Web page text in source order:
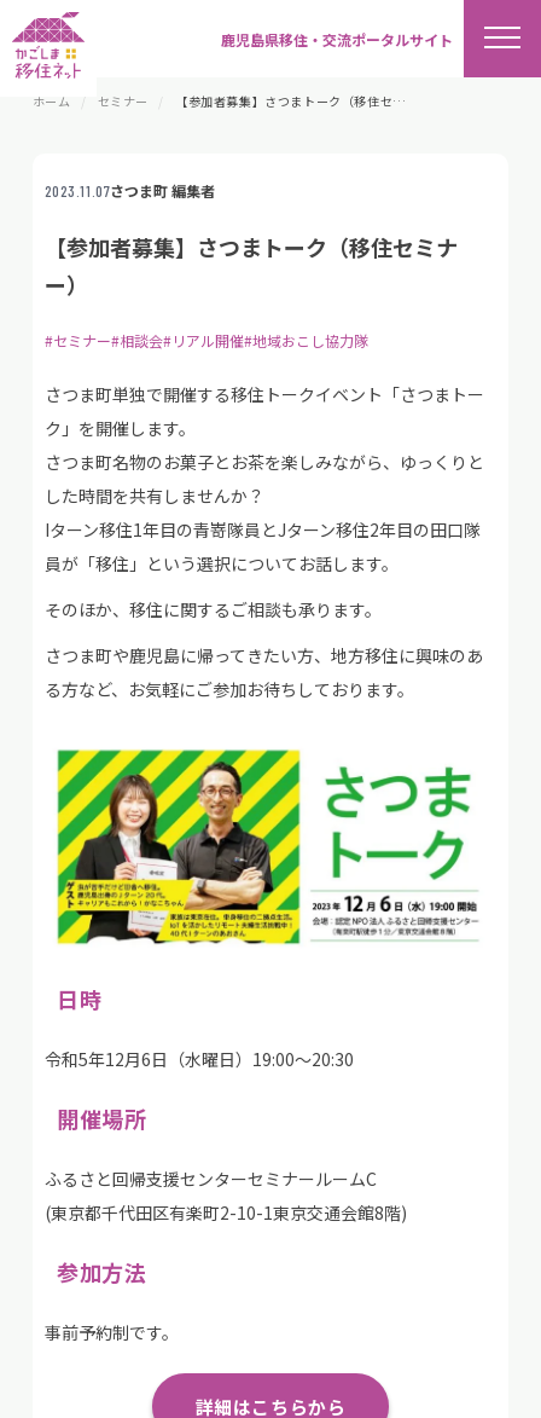
鹿児島県移住・交流ポータルサイト
ホーム セミナー 【参加者募集】さつまトーク（移住セミナー）
2023.11.07さつま町 編集者
【参加者募集】さつまトーク（移住セミナ
ー）
#セミナー#相談会#リアル開催#地域おこし協力隊
さつま町単独で開催する移住トークイベント「さつまトー
ク」を開催します。
さつま町名物のお菓子とお茶を楽しみながら、ゆっくりと
した時間を共有しませんか？
Iターン移住1年目の青嵜隊員とJターン移住2年目の田口隊
員が「移住」という選択についてお話します。
そのほか、移住に関するご相談も承ります。
さつま町や鹿児島に帰ってきたい方、地方移住に興味のあ
る方など、お気軽にご参加お待ちしております。
日時
令和5年12月6日（水曜日）19:00～20:30
開催場所
ふるさと回帰支援センターセミナールームC
(東京都千代田区有楽町2-10-1東京交通会館8階)
参加方法
事前予約制です。
詳細はこちらから